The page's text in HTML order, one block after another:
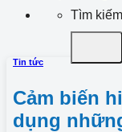
Tìm
Tin tức
Cảm biến
dụng